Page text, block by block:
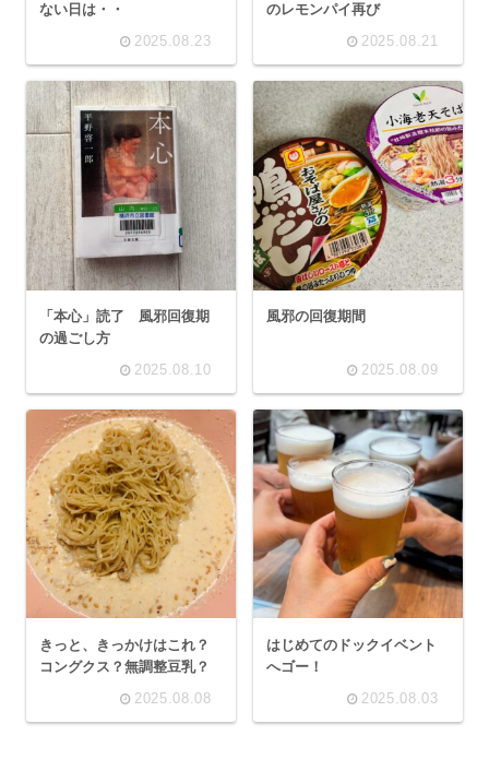
ない日は・・
2025.08.23
のレモンパイ再び
2025.08.21
「本心」読了 風邪回復期
の過ごし方
2025.08.10
風邪の回復期間
2025.08.09
きっと、きっかけはこれ？
コングクス？無調整豆乳？
2025.08.08
はじめてのドックイベント
へゴー！
2025.08.03